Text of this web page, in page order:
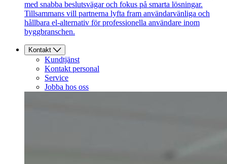
med snabba beslutsvägar och fokus på smarta lösningar.
Tillsammans vill partnerna lyfta fram användarvänliga och
hållbara el-alternativ för professionella användare inom
byggbranschen.
Kontakt
Kundtjänst
Kontakt personal
Service
Jobba hos oss